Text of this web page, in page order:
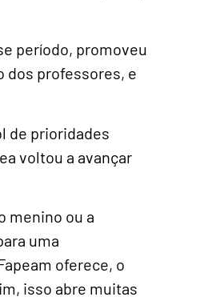
período, promoveu
dos professores, e
de prioridades
voltou a avançar
menino ou a
uma
oferece, o
isso abre muitas